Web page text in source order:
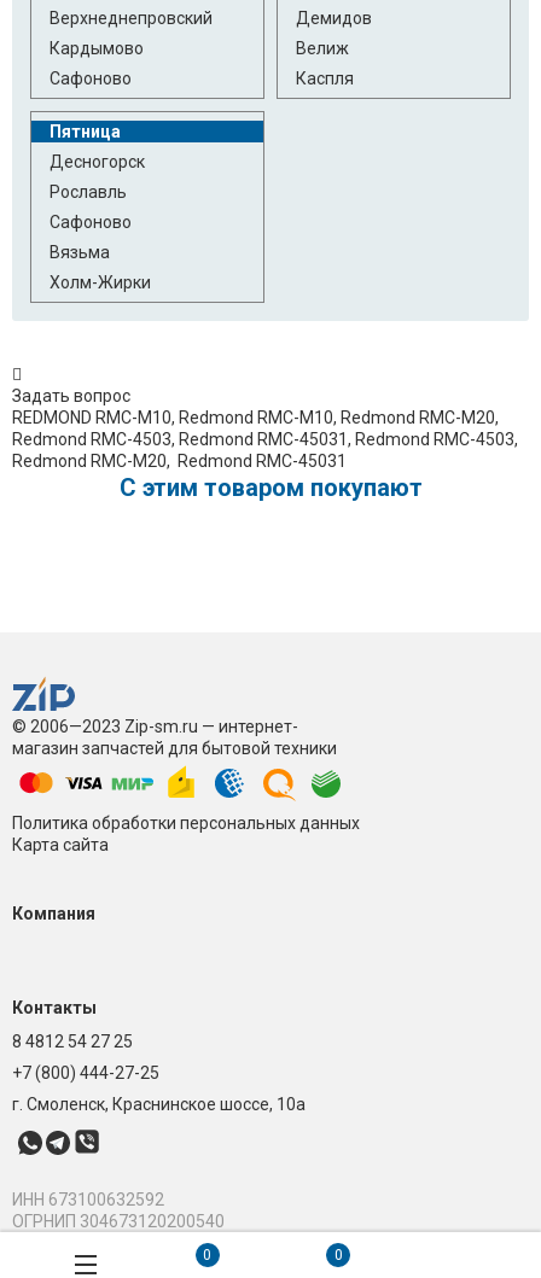
Верхнеднепровский
Кардымово
Сафоново
Демидов
Велиж
Каспля
Пятница
Десногорск
Рославль
Сафоново
Вязьма
Холм-Жирки
Задать вопрос
REDMOND RMC-M10, Redmond RMC-M10, Redmond ​RMC-M20,
Redmond ​RMC-4503,​ Redmond ​RMC-45031, Redmond ​RMC-4503,
Redmond ​RMC-M20, ​ Redmond ​RMC-45031
C этим товаром покупают
© 2006—2023 Zip-sm.ru — интернет-
магазин запчастей для бытовой техники
Политика обработки персональных данных
Карта сайта
Компания
Контакты
8 4812 54 27 25
+7 (800) 444-27-25
г. Смоленск, Краснинское шоссе, 10а
ИНН 673100632592
ОГРНИП 304673120200540
0 0